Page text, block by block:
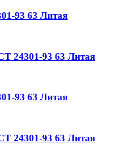
93 63 Литая
24301-93 63 Литая
93 63 Литая
24301-93 63 Литая